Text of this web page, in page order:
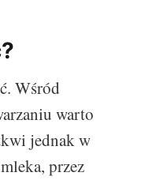
Wśród
warto
jednak w
przez